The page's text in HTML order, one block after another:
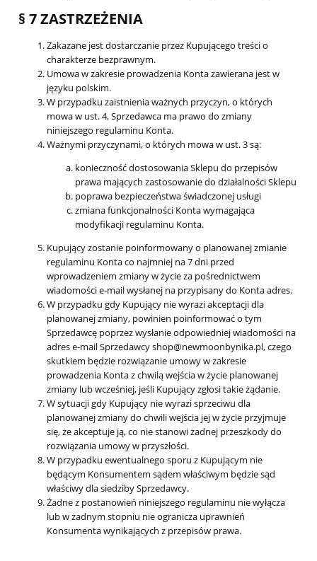
§ 7 ZASTRZEŻENIA
Zakazane jest dostarczanie przez Kupującego treści o
charakterze bezprawnym.
Umowa w zakresie prowadzenia Konta zawierana jest w
języku polskim.
W przypadku zaistnienia ważnych przyczyn, o których
mowa w ust. 4, Sprzedawca ma prawo do zmiany
niniejszego regulaminu Konta.
Ważnymi przyczynami, o których mowa w ust. 3 są:
konieczność dostosowania Sklepu do przepisów
prawa mających zastosowanie do działalności Sklepu
poprawa bezpieczeństwa świadczonej usługi
zmiana funkcjonalności Konta wymagająca
modyfikacji regulaminu Konta.
Kupujący zostanie poinformowany o planowanej zmianie
regulaminu Konta co najmniej na 7 dni przed
wprowadzeniem zmiany w życie za pośrednictwem
wiadomości e-mail wysłanej na przypisany do Konta adres.
W przypadku gdy Kupujący nie wyrazi akceptacji dla
planowanej zmiany, powinien poinformować o tym
Sprzedawcę poprzez wysłanie odpowiedniej wiadomości na
adres e-mail Sprzedawcy shop@newmoonbynika.pl, czego
skutkiem będzie rozwiązanie umowy w zakresie
prowadzenia Konta z chwilą wejścia w życie planowanej
zmiany lub wcześniej, jeśli Kupujący zgłosi takie żądanie.
W sytuacji gdy Kupujący nie wyrazi sprzeciwu dla
planowanej zmiany do chwili wejścia jej w życie przyjmuje
się, że akceptuje ją, co nie stanowi żadnej przeszkody do
rozwiązania umowy w przyszłości.
W przypadku ewentualnego sporu z Kupującym nie
będącym Konsumentem sądem właściwym będzie sąd
właściwy dla siedziby Sprzedawcy.
Żadne z postanowień niniejszego regulaminu nie wyłącza
lub w żadnym stopniu nie ogranicza uprawnień
Konsumenta wynikających z przepisów prawa.